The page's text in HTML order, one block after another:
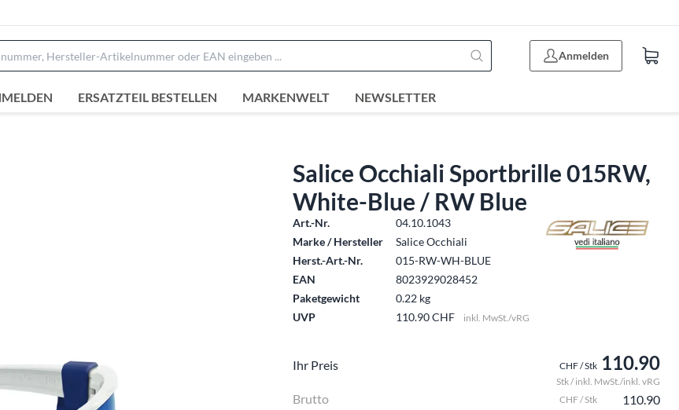
Anmelden
ERSATZTEIL BESTELLEN MARKENWELT NEWSLETTER
Salice Occhiali Sportbrille 015RW,
White-Blue / RW Blue
Art.-Nr.
04.10.1043
Marke / Hersteller
Salice Occhiali
Herst.-Art.-Nr.
015-RW-WH-BLUE
EAN
8023929028452
Paketgewicht
0.22 kg
UVP
110.90 CHF inkl. MwSt./vRG
Ihr Preis CHF / Stk 110.90
Stk / inkl. MwSt./inkl. vRG
Brutto CHF / Stk 110.90